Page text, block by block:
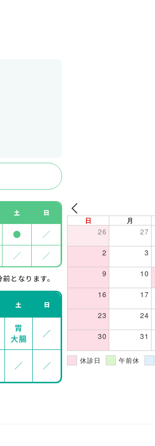
土 日
● ／
／ ／
となります。
土 日
胃
大腸
／
／ ／
日 月
26 27
2 3
9 10
16 17
23 24
30 31
休診日 午前休